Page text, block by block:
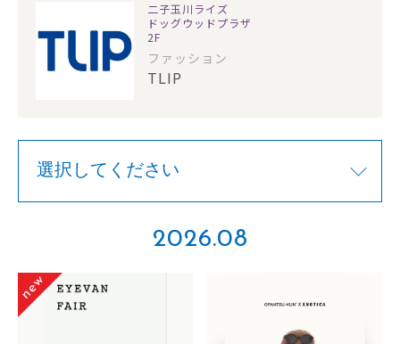
二子玉川ライズ
ドッグウッドプラザ
2F
ファッション
TLIP
2026.08